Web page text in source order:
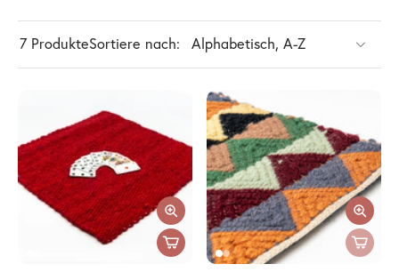
7 ProdukteSortiere nach: